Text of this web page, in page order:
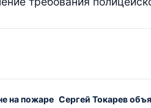
на пожаре Сергей Токарев